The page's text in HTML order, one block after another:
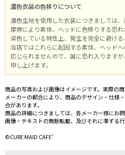
濃色衣装の色移りについて
濃色生地を使用した衣装につきましては
摩擦により素体、ヘッドに色移りする恐
染色している特性上、発生を完全に避ける
当店ではこれらに起因する素体、ヘッド
応じられませんので、誠に恐れ入ります
申し上げます。
商品の写真および画像はイメージです。実際の
メーカーの都合により、商品のデザイン・仕様
合があります。
商品の詳細につきましては、各メーカー様にお問
画像・テキストの無断転載、及びそれに準ずる
©CURE MAID CAFE’